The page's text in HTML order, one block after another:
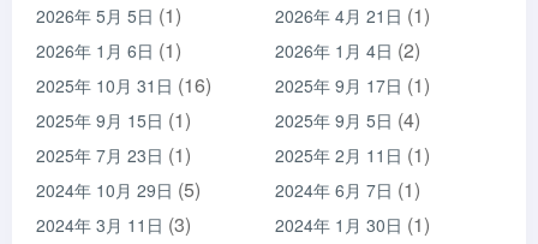
2026年 5月 5日 (1) 2026年 4月 21日 (1)
2026年 1月 6日 (1) 2026年 1月 4日 (2)
2025年 10月 31日 (16) 2025年 9月 17日 (1)
2025年 9月 15日 (1) 2025年 9月 5日 (4)
2025年 7月 23日 (1) 2025年 2月 11日 (1)
2024年 10月 29日 (5) 2024年 6月 7日 (1)
2024年 3月 11日 (3) 2024年 1月 30日 (1)